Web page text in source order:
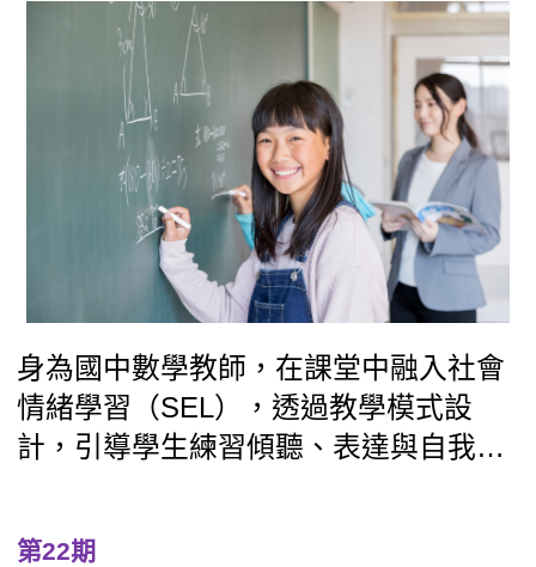
巧，關心社會脈動，體現負責任的決
策，彰顯SEL理念在教學現場的深耕與
身為國中數學教師，在課堂中融入社會
情緒學習（SEL），透過教學模式設
計，引導學生練習傾聽、表達與自我理
第22期